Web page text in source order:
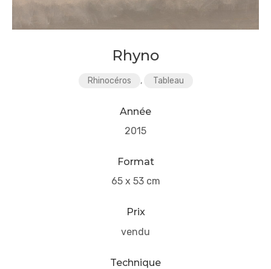
Rhyno
Rhinocéros , Tableau
Année
2015
Format
65 x 53 cm
Prix
vendu
Technique